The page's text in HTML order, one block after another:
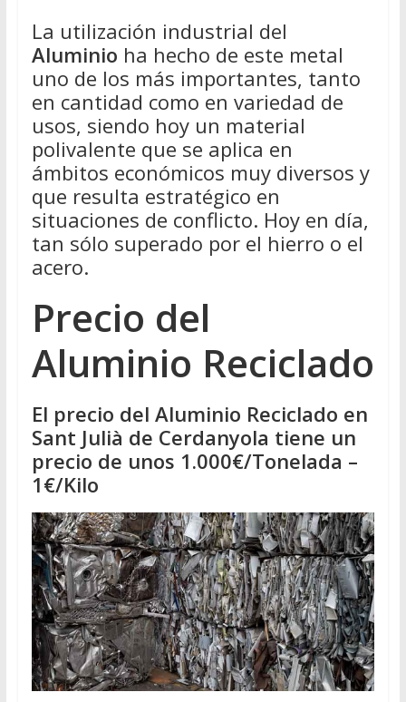
La utilización industrial del
Aluminio ha hecho de este metal
uno de los más importantes, tanto
en cantidad como en variedad de
usos, siendo hoy un material
polivalente que se aplica en
ámbitos económicos muy diversos y
que resulta estratégico en
situaciones de conflicto. Hoy en día,
tan sólo superado por el hierro o el
acero.
Precio del
Aluminio Reciclado
El precio del Aluminio Reciclado en
Sant Julià de Cerdanyola tiene un
precio de unos 1.000€/Tonelada –
1€/Kilo